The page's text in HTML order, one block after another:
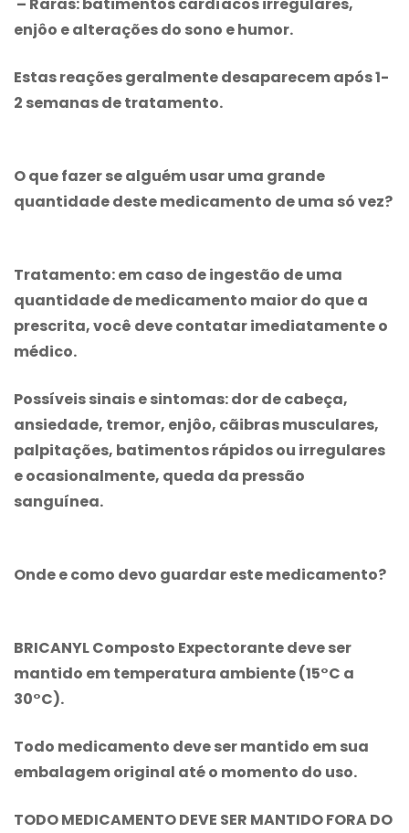
enjôo e alterações do sono e humor.
Estas reações geralmente desaparecem após 1-
2 semanas de tratamento.
O que fazer se alguém usar uma grande
quantidade deste medicamento de uma só vez?
Tratamento:em caso de ingestão de uma
quantidade de medicamento maior do que a
prescrita, você deve contatar imediatamente o
médico.
Possíveis sinais e sintomas:dor de cabeça,
ansiedade, tremor, enjôo, cãibras musculares,
palpitações, batimentos rápidos ou irregulares
e ocasionalmente, queda da pressão
sanguínea.
Onde e como devo guardar este medicamento?
BRICANYL Composto Expectorantedeve ser
mantido em temperatura ambiente (15°C a
30°C).
Todo medicamento deve ser mantido em sua
embalagem original até o momento do uso.
TODO MEDICAMENTO DEVE SER MANTIDO FORA DO